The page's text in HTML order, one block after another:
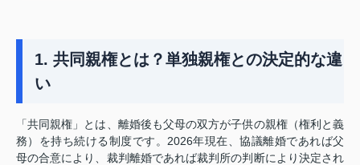
1. 共同親権とは？単独親権との決定的な違
い
「共同親権」とは、離婚後も父母の双方が子供の親権（権利と義
務）を持ち続ける制度です。2026年現在、協議離婚であれば父
母の合意により、裁判離婚であれば裁判所の判断により決定され